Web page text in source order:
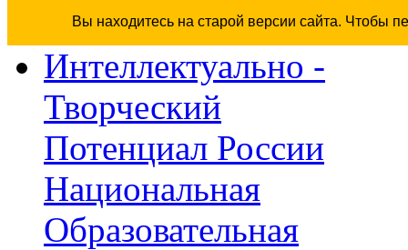
Вы находитесь на старой версии сайта. Чтобы
Интеллектуально -
Творческий
Потенциал России
Национальная
Образовательная